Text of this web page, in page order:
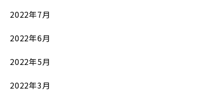
2022年7月
2022年6月
2022年5月
2022年3月